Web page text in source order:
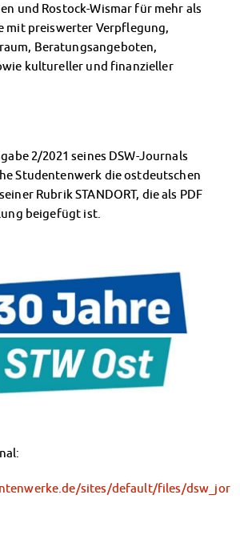
und Rostock-Wismar für mehr als
mit preiswerter Verpflegung,
Beratungsangeboten,
kultureller und finanzieller
2/2021 seines DSW-Journals
Studentenwerk die ostdeutschen
Rubrik STANDORT, die als PDF
beigefügt ist.
sites/default/files/